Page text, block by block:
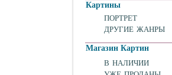
Картины
ПОРТРЕТ
ДРУГИЕ ЖАНРЫ
Магазин Картин
В НАЛИЧИИ